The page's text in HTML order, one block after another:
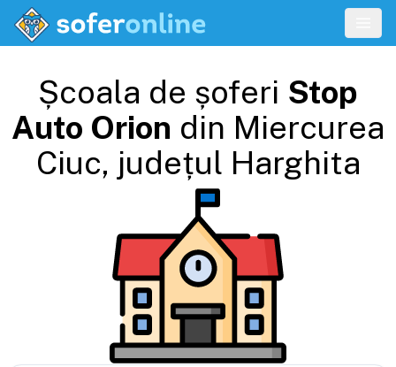
Școala de șoferi Stop
Auto Orion din Miercurea
Ciuc, județul Harghita